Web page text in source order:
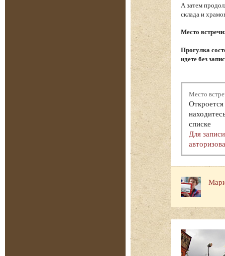
А затем
склада и
Место
Прогулка
идете без
Место
списке
Для